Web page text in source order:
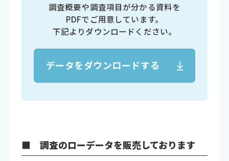
調査概要や調査項目が分かる資料を
PDFでご用意しています。
下記よりダウンロードください。
データをダウンロードする
■ 調査のローデータを販売しております